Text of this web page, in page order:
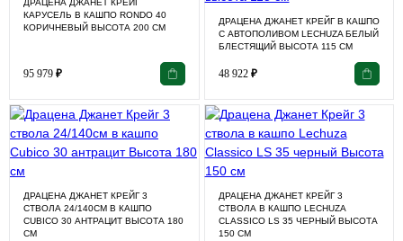
КАРУСЕЛЬ В КАШПО RONDO 40
КОРИЧНЕВЫЙ ВЫСОТА 200 СМ
95 979 ₽
ДРАЦЕНА ДЖАНЕТ КРЕЙГ В КАШПО
С АВТОПОЛИВОМ LECHUZA БЕЛЫЙ
БЛЕСТЯЩИЙ ВЫСОТА 115 СМ
48 922 ₽
ДРАЦЕНА ДЖАНЕТ КРЕЙГ 3
СТВОЛА 24/140СМ В КАШПО
CUBICO 30 АНТРАЦИТ ВЫСОТА 180
СМ
ДРАЦЕНА ДЖАНЕТ КРЕЙГ 3
СТВОЛА В КАШПО LECHUZA
CLASSICO LS 35 ЧЕРНЫЙ ВЫСОТА
150 СМ